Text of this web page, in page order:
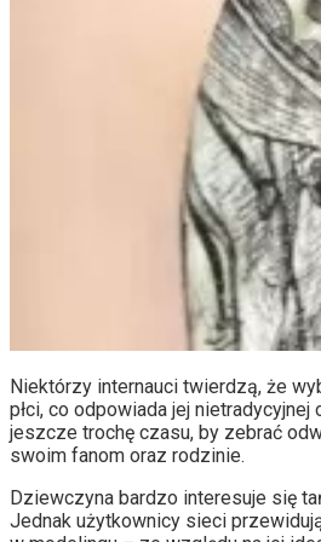
Niektórzy internauci twierdzą, że
płci, co odpowiada jej
jeszcze trochę czasu, by zebrać
swoim fanom oraz rodzinie.
Dziewczyna bardzo interesuje się
Jednak użytkownicy sieci